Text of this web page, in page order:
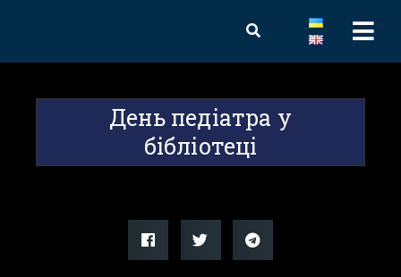
День педіатра у
бібліотеці